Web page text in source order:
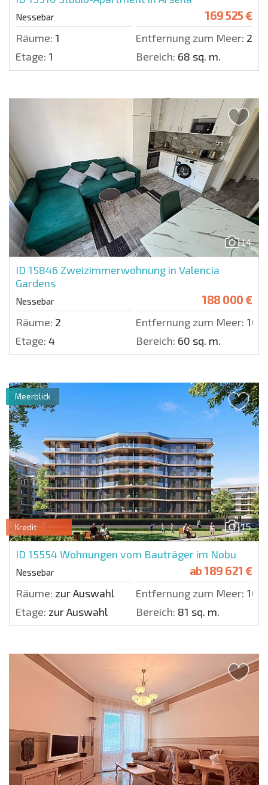
Nessebar 169 525 €
Räume: 1 Entfernung zum Meer: 20
Etage: 1 Bereich: 68 sq. m.
14
ID 15846 Zweizimmerwohnung in Valencia
Gardens
Nessebar 188 000 €
Räume: 2 Entfernung zum Meer: 100
Etage: 4 Bereich: 60 sq. m.
15
Kredit
ID 15554Wohnungen vom Bauträger im Nobu
Nessebar ab189 621 €
Räume: zur Auswahl Entfernung zum Meer: 100
Etage: zur Auswahl Bereich: 81 sq. m.
Meerblick